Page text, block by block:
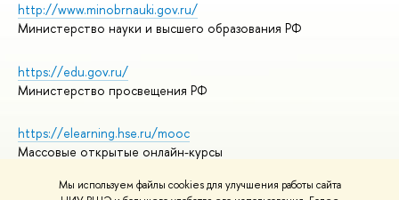
Мы используем файлы cookies для улучшения работы сайта
http://www.minobrnauki.gov.ru/
Министерство науки и высшего образования РФ
https://edu.gov.ru/
Министерство просвещения РФ
https://elearning.hse.ru/mooc
Массовые открытые онлайн-курсы